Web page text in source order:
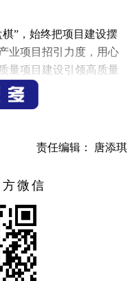
”，始终把项目建设摆
业项目招引力度，用心
量项目建设引领高质量
抓，各级一把手具体
进，以“头雁效应”带动
痛点问题，明确时间节
聚工作合力，推动更多
展壮大。要守牢安全底
严格执行安全管理制
高本质安全水平，以高
分发挥现有工作机制的
责任编辑： 唐添琪
微信